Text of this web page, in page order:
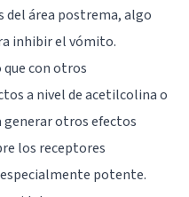
del área postrema, algo
inhibir el vómito.
con otros
a nivel de acetilcolina o
otros efectos
los receptores
potente.